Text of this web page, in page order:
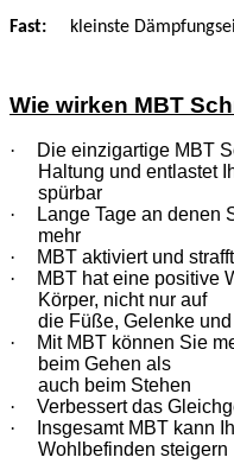
Fast: kleinste
Wie wirken MBT
·
Die einzigartige MBT
Haltung und entlastet
spürbar
·
Lange Tage an denen
mehr
·
MBT aktiviert und
·
MBT hat eine positive
Körper, nicht nur auf
die Füße, Gelenke
·
Mit MBT können Sie
beim Gehen als
auch beim Stehen
·
Verbessert das
·
Insgesamt MBT kann
Wohlbefinden steigern